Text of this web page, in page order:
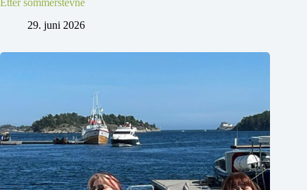
Etter sommerstevne
29. juni 2026